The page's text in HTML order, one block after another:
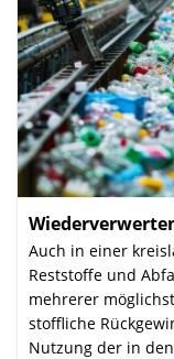
Auch in einer
Reststoffe und
mehrerer
stoffliche
Nutzung der in